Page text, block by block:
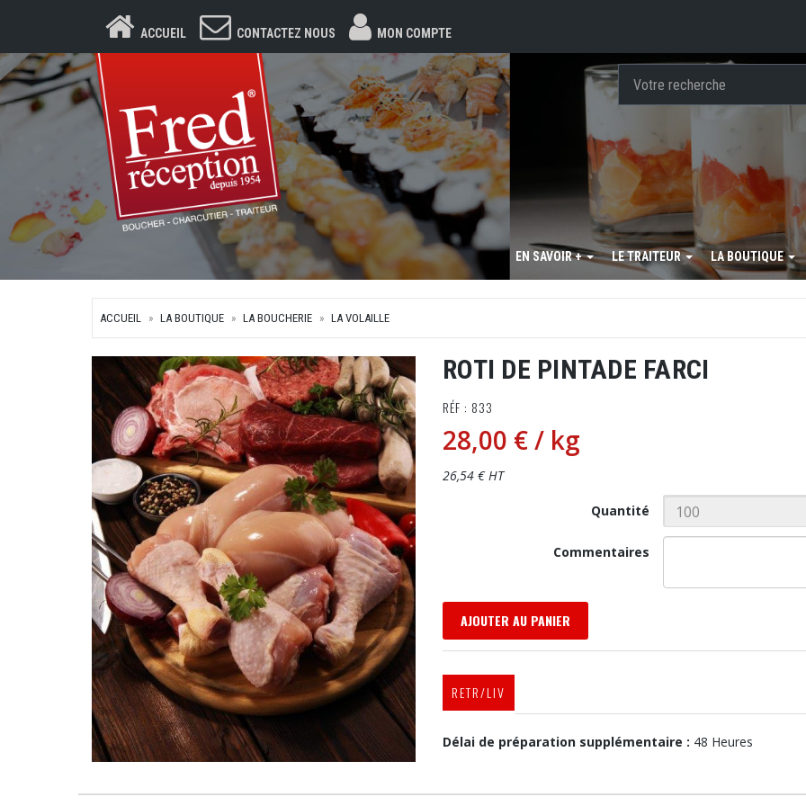
ACCUEIL CONTACTEZ NOUS MON COMPTE
EN SAVOIR + LE TRAITEUR LA BOUTIQUE
ACCUEIL LA BOUTIQUE LA BOUCHERIE LA VOLAILLE
ROTI DE PINTADE FARCI
RÉF : 833
28,00 €/ kg
26,54 € HT
Quantité
Commentaires
AJOUTER AU PANIER
RETR/LIV
Délai de préparation supplémentaire : 48 Heures